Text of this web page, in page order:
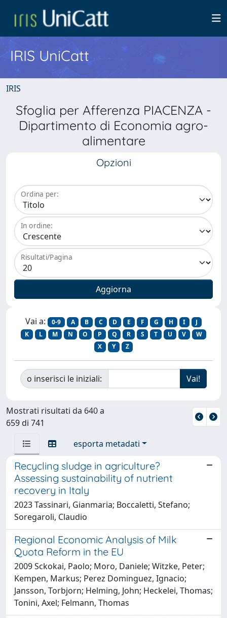
IRIS UniCatt
IRIS
Sfoglia per Afferenza PIACENZA -
Dipartimento di Economia agro-
alimentare
Opzioni
Ordina per:
In ordine:
Risultati/Pagina
Vai a: 0-9 A B C D E F G H I
J
K
L M N O P Q R S T U V
W
X
Y Z
o inserisci le iniziali:
Mostrati risultati da 640 a
659 di 741
esporta metadati
Recycling sludge in agriculture?
Assessing sustainability of nutrient
recovery in Italy
2023 Tassinari, Gianmaria; Boccaletti, Stefano;
Soregaroli, Claudio
Regional Economic Analysis of Milk
Quota Reform in the EU
2009 Sckokai, Paolo; Moro, Daniele; Witzke, Peter;
Kempen, Markus; Perez Dominguez, Ignacio;
Jansson, Torbjorn; Helming, John; Heckelei, Thomas;
Tonini, Axel; Felmann, Thomas